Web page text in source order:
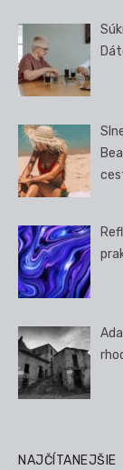
NAJČÍTANEJŠIE